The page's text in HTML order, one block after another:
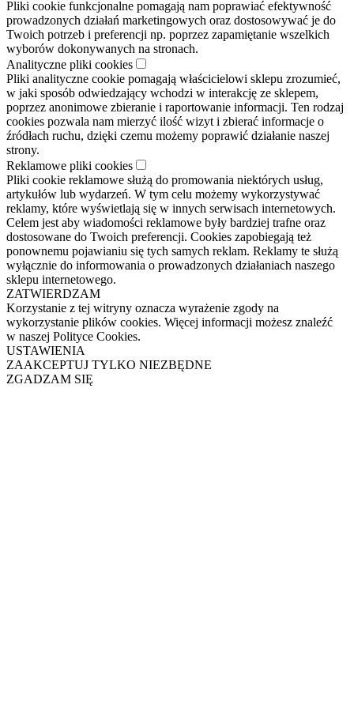
Pliki cookie funkcjonalne pomagają nam poprawiać efektywność
prowadzonych działań marketingowych oraz dostosowywać je do
Twoich potrzeb i preferencji np. poprzez zapamiętanie wszelkich
wyborów dokonywanych na stronach.
Analityczne pliki cookies
Pliki analityczne cookie pomagają właścicielowi sklepu zrozumieć,
w jaki sposób odwiedzający wchodzi w interakcję ze sklepem,
poprzez anonimowe zbieranie i raportowanie informacji. Ten rodzaj
cookies pozwala nam mierzyć ilość wizyt i zbierać informacje o
źródłach ruchu, dzięki czemu możemy poprawić działanie naszej
strony.
Reklamowe pliki cookies
Pliki cookie reklamowe służą do promowania niektórych usług,
artykułów lub wydarzeń. W tym celu możemy wykorzystywać
reklamy, które wyświetlają się w innych serwisach internetowych.
Celem jest aby wiadomości reklamowe były bardziej trafne oraz
dostosowane do Twoich preferencji. Cookies zapobiegają też
ponownemu pojawianiu się tych samych reklam. Reklamy te służą
wyłącznie do informowania o prowadzonych działaniach naszego
sklepu internetowego.
ZATWIERDZAM
Korzystanie z tej witryny oznacza wyrażenie zgody na
wykorzystanie plików cookies. Więcej informacji możesz znaleźć
w naszej Polityce Cookies.
USTAWIENIA
ZAAKCEPTUJ TYLKO NIEZBĘDNE
ZGADZAM SIĘ